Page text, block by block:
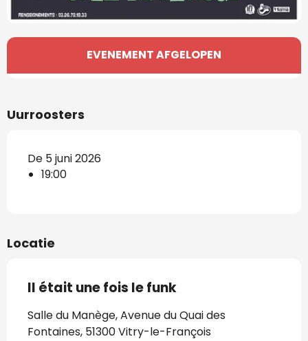
Openingstijden en contactgegevens
EVENEMENT AFGELOPEN
Uurroosters
De 5 juni 2026
19:00
Locatie
Il était une fois le funk
Salle du Manège, Avenue du Quai des
Fontaines, 51300 Vitry-le-François